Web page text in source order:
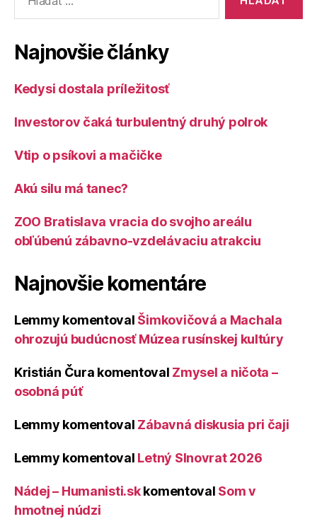
Najnovšie články
Kedysi dostala príležitosť
Investorov čaká turbulentný druhý polrok
Vtip o psíkovi a mačičke
Akú silu má tanec?
ZOO Bratislava vracia do svojho areálu
obľúbenú zábavno-vzdelávaciu atrakciu
Najnovšie komentáre
Lemmy komentoval Šimkovičová a Machala
ohrozujú budúcnosť Múzea rusínskej kultúry
Kristián Čura komentoval Zmysel a ničota –
osobná púť
Lemmy komentoval Zábavná diskusia pri čaji
Lemmy komentoval Letný Slnovrat 2026
Nádej – Humanisti.skkomentoval Som v
hmotnej núdzi